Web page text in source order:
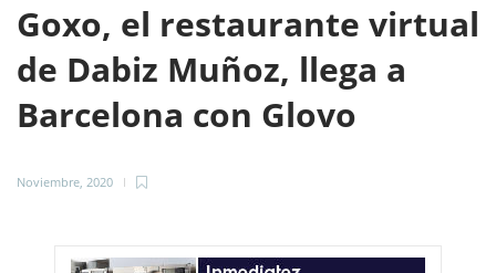
Goxo, el restaurante virtual
de Dabiz Muñoz, llega a
Barcelona con Glovo
Noviembre, 2020